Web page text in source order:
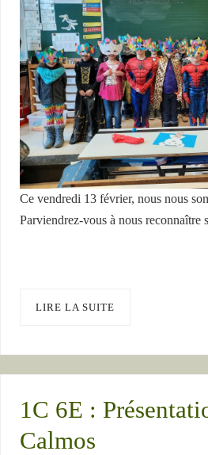
Ce vendredi 13 février, nous nous
Parviendrez-vous à nous reconnaître
LIRE LA SUITE
1C 6E :
Calmos